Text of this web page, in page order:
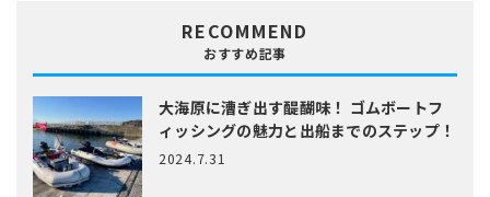
RECOMMEND
おすすめ記事
大海原に漕ぎ出す醍醐味！ ゴムボートフ
ィッシングの魅力と出船までのステップ！
2024.7.31